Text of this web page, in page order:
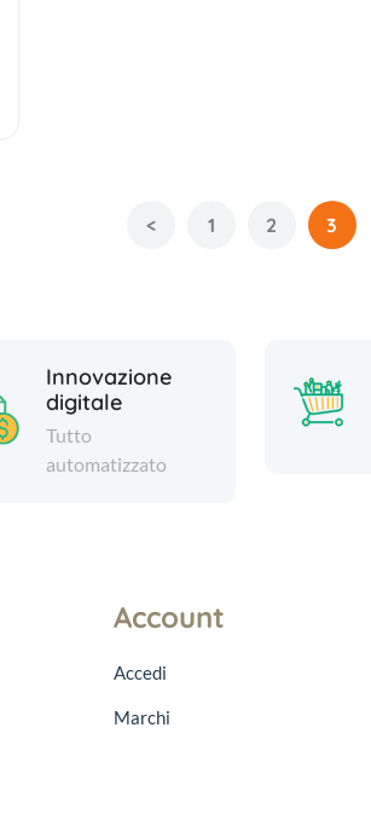
< 1 2 3
Innovazione
digitale
Tutto
automatizzato
Account
Accedi
Marchi